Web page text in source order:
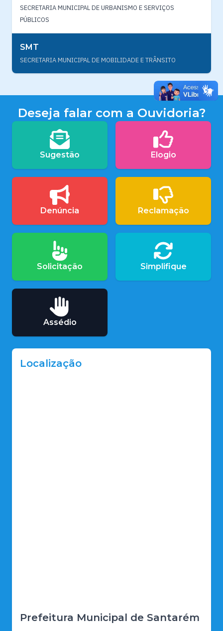
SECRETARIA MUNICIPAL DE URBANISMO E SERVIÇOS
PÚBLICOS
SMT
SECRETARIA MUNICIPAL DE MOBILIDADE E TRÂNSITO
Deseja falar com a Ouvidoria?
Sugestão Elogio
Denúncia Reclamação
Solicitação Simplifique
Assédio
Localização
Prefeitura Municipal de Santarém